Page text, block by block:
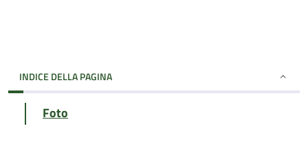
INDICE DELLA PAGINA
Foto